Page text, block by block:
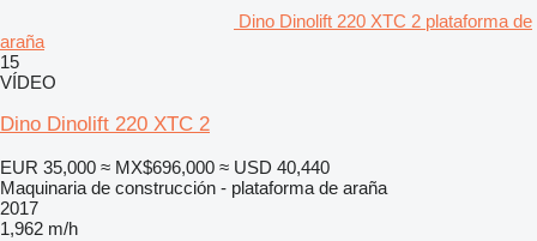
Dino Dinolift 220 XTC 2 plataforma de
araña
15
VÍDEO
Dino Dinolift 220 XTC 2
EUR 35,000 ≈ MX$696,000 ≈ USD 40,440
Maquinaria de construcción - plataforma de araña
2017
1,962 m/h